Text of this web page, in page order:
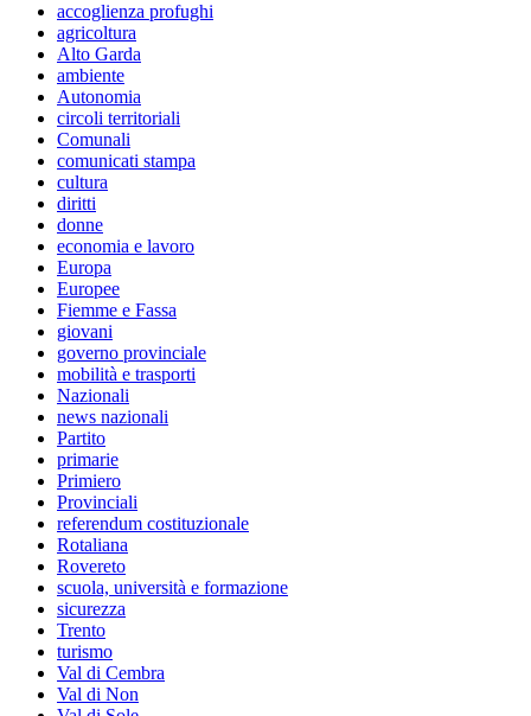
accoglienza profughi
agricoltura
Alto Garda
ambiente
Autonomia
circoli territoriali
Comunali
comunicati stampa
cultura
diritti
donne
economia e lavoro
Europa
Europee
Fiemme e Fassa
giovani
governo provinciale
mobilità e trasporti
Nazionali
news nazionali
Partito
primarie
Primiero
Provinciali
referendum costituzionale
Rotaliana
Rovereto
scuola, università e formazione
sicurezza
Trento
turismo
Val di Cembra
Val di Non